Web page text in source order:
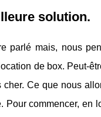
solution.
parlé mais, nous
de box. Peut-
Ce que nous
commencer, en